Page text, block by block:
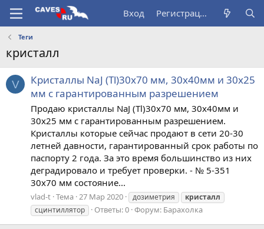
Вход Регистрация
Теги
кристалл
V
Кристаллы NaJ (Tl)30х70 мм, 30х40мм и 30х25
мм с гарантированным разрешением
Продаю кристаллы NaJ (Tl)30х70 мм, 30х40мм и
30х25 мм с гарантированным разрешением.
Кристаллы которые сейчас продают в сети 20-30
летней давности, гарантированный срок работы по
паспорту 2 года. За это время большинство из них
деградировало и требует проверки. - № 5-351
30х70 мм состояние...
vlad-t Тема 27 Мар 2020 дозиметрия
кристалл
сцинтиллятор
Ответы: 0 Форум: Барахолка